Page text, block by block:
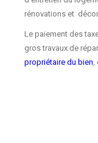
rénovations et
Le paiement des
gros travaux de
propriétaire du bien